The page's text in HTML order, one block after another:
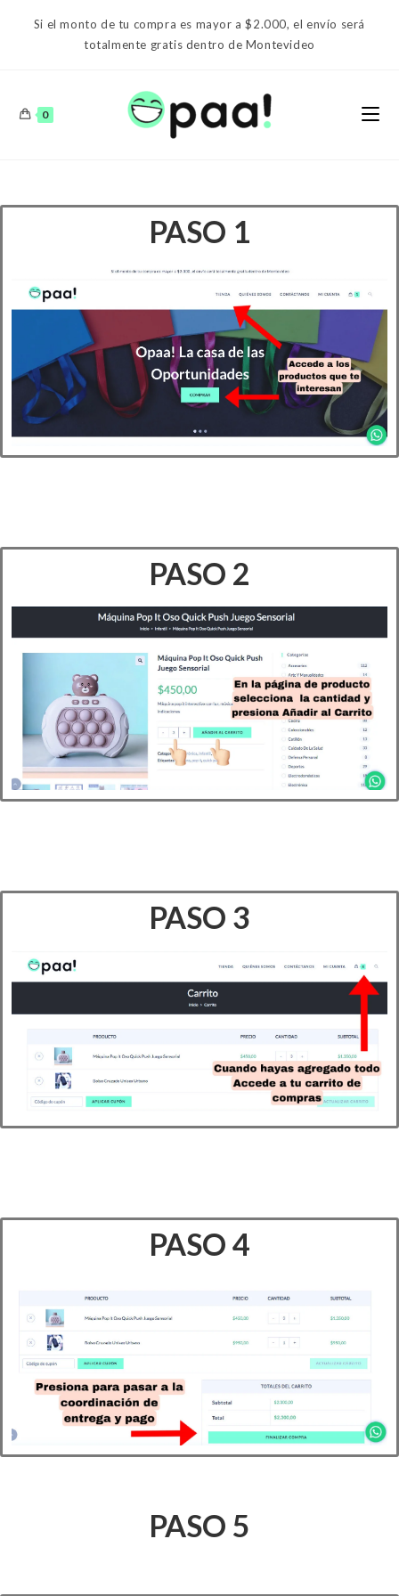
Si el monto de tu compra es mayor a $2.000, el envío será
totalmente gratis dentro de Montevideo
0
PASO 1
PASO 2
PASO 3
PASO 4
PASO 5